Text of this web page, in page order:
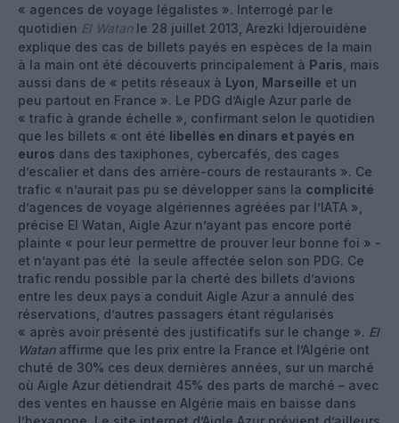
« agences de voyage légalistes ». Interrogé par le
quotidien El Watan le 28 juillet 2013, Arezki Idjerouidène
explique des cas de billets payés en espèces de la main
à la main ont été découverts principalement à Paris , mais
aussi dans de « petits réseaux à Lyon Marseille et un
peu partout en France ». Le PDG d’Aigle Azur parle de
« trafic à grande échelle », confirmant selon le quotidien
que les billets « ont été libellés en dinars et payés en
euros dans des taxiphones, cybercafés, des cages
d’escalier et dans des arrière-cours de restaurants ». Ce
trafic « n’aurait pas pu se développer sans la complicité
d’agences de voyage algériennes agréées par l’IATA »,
précise El Watan, Aigle Azur n’ayant pas encore porté
plainte « pour leur permettre de prouver leur bonne foi » -
et n’ayant pas été la seule affectée selon son PDG. Ce
trafic rendu possible par la cherté des billets d’avions
entre les deux pays a conduit Aigle Azur a annulé des
réservations, d’autres passagers étant régularisés
« après avoir présenté des justificatifs sur le change ». El
Watanaffirme que les prix entre la France et l’Algérie ont
chuté de 30% ces deux dernières années, sur un marché
où Aigle Azur détiendrait 45% des parts de marché – avec
des ventes en hausse en Algérie mais en baisse dans